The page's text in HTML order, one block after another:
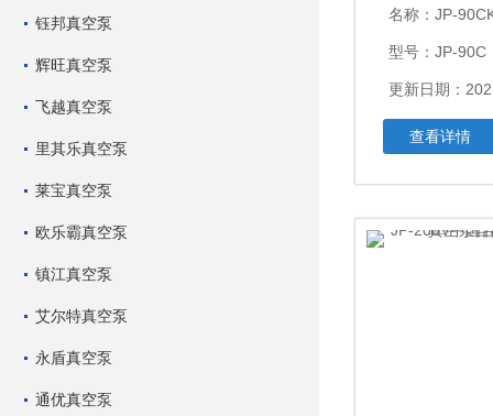
钰邦真空泵
辉旺真空泵
飞越真空泵
里其乐真空泵
莱宝真空泵
欧乐霸真空泵
镇江真空泵
艾尔特真空泵
永盾真空泵
通优真空泵
名称： JP-
型号：JP-90C
更新日期：
查看详情